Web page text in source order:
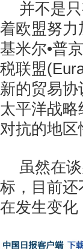
并不是
着欧盟努
基米尔•普
税联盟
新的贸易协
太平洋战略
对抗的地区
虽然在
标，目前
在发生变